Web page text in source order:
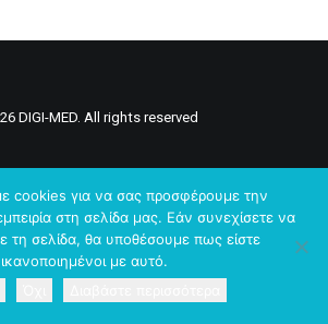
DIGI-MED. All rights reserved
cookies για να σας προσφέρουμε την
στη σελίδα μας. Εάν συνεχίσετε να
τη σελίδα, θα υποθέσουμε πως είστε
ικανοποιημένοι με αυτό.